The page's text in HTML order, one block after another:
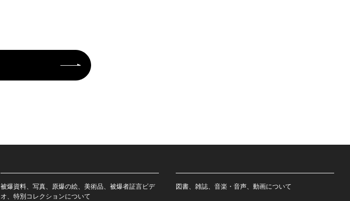
被爆資料、写真、原爆の絵、美術品、被爆者証言ビデ
オ、特別コレクションについて
図書、雑誌、音楽・音声、動画について